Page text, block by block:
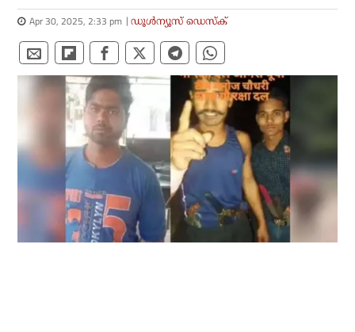
Apr 30, 2025, 2:33 pm ഡൂള്‍ന്യൂസ് ഡെസ്‌ക്